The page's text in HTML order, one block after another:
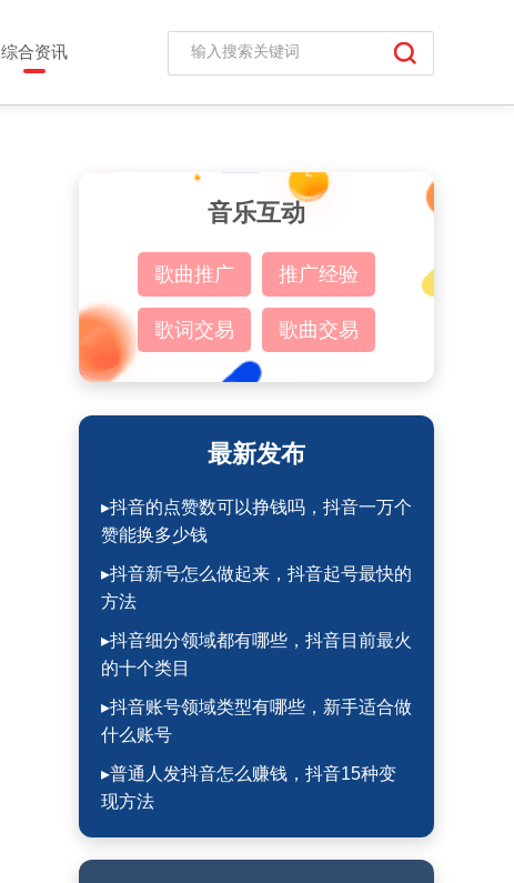
综合资讯
音乐互动
歌曲推广 推广经验
歌词交易 歌曲交易
最新发布
▸抖音的点赞数可以挣钱吗，抖音一万个
赞能换多少钱
▸抖音新号怎么做起来，抖音起号最快的
方法
▸抖音细分领域都有哪些，抖音目前最火
的十个类目
▸抖音账号领域类型有哪些，新手适合做
什么账号
▸普通人发抖音怎么赚钱，抖音15种变
现方法